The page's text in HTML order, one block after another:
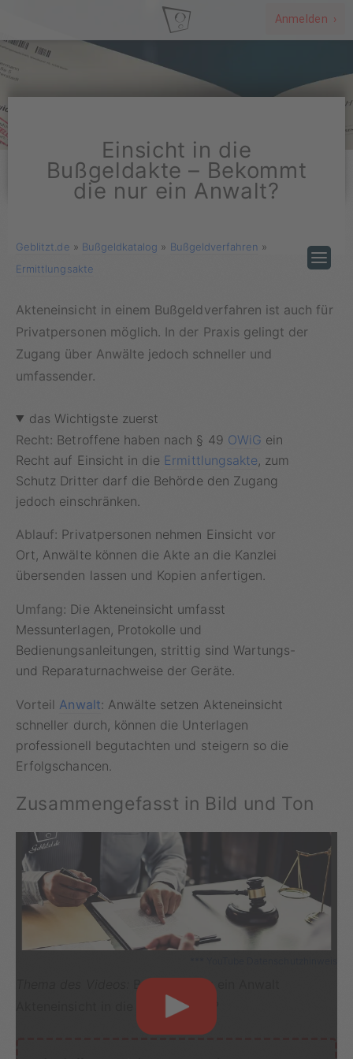
Anmelden ›
Einsicht in die
Bußgeldakte – Bekommt
die nur ein Anwalt?
Geblitzt.de » Bußgeldkatalog » Bußgeldverfahren »
Ermittlungsakte
Akteneinsicht in einem Bußgeldverfahren ist auch für
Privatpersonen möglich. In der Praxis gelingt der
Zugang über Anwälte jedoch schneller und
umfassender.
das Wichtigste zuerst
Recht: Betroffene haben nach § 49 OWiG ein
Recht auf Einsicht in die Ermittlungsakte, zum
Schutz Dritter darf die Behörde den Zugang
jedoch einschränken.
Ablauf: Privatpersonen nehmen Einsicht vor
Ort, Anwälte können die Akte an die Kanzlei
übersenden lassen und Kopien anfertigen.
Umfang: Die Akteneinsicht umfasst
Messunterlagen, Protokolle und
Bedienungsanleitungen, strittig sind Wartungs-
und Reparaturnachweise der Geräte.
Vorteil Anwalt: Anwälte setzen Akteneinsicht
schneller durch, können die Unterlagen
professionell begutachten und steigern so die
Erfolgschancen.
Zusammengefasst in Bild und Ton
Bekommt nur ein Anwalt
Akteneinsicht in die Bußgeldakte?